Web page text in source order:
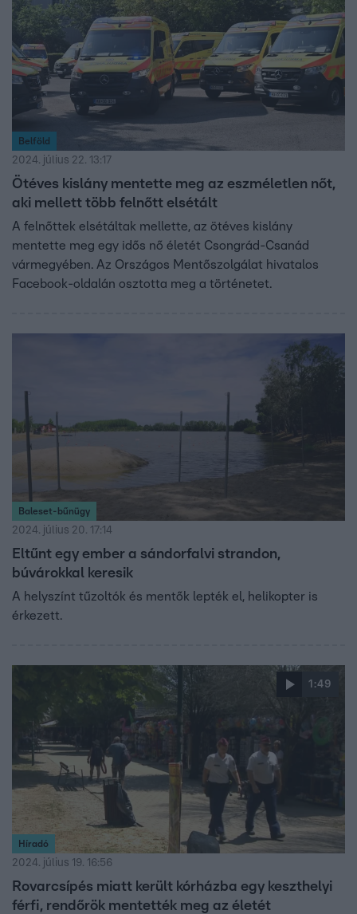
Belföld
2024. július 22. 13:17
Ötéves kislány mentette meg az eszméletlen nőt,
aki mellett több felnőtt elsétált
A felnőttek elsétáltak mellette, az ötéves kislány
mentette meg egy idős nő életét Csongrád-Csanád
vármegyében. Az Országos Mentőszolgálat hivatalos
Facebook-oldalán osztotta meg a történetet.
Baleset-bűnügy
2024. július 20. 17:14
Eltűnt egy ember a sándorfalvi strandon,
búvárokkal keresik
A helyszínt tűzoltók és mentők lepték el, helikopter is
érkezett.
1:49
Híradó
2024. július 19. 16:56
Rovarcsípés miatt került kórházba egy keszthelyi
férfi, rendőrök mentették meg az életét